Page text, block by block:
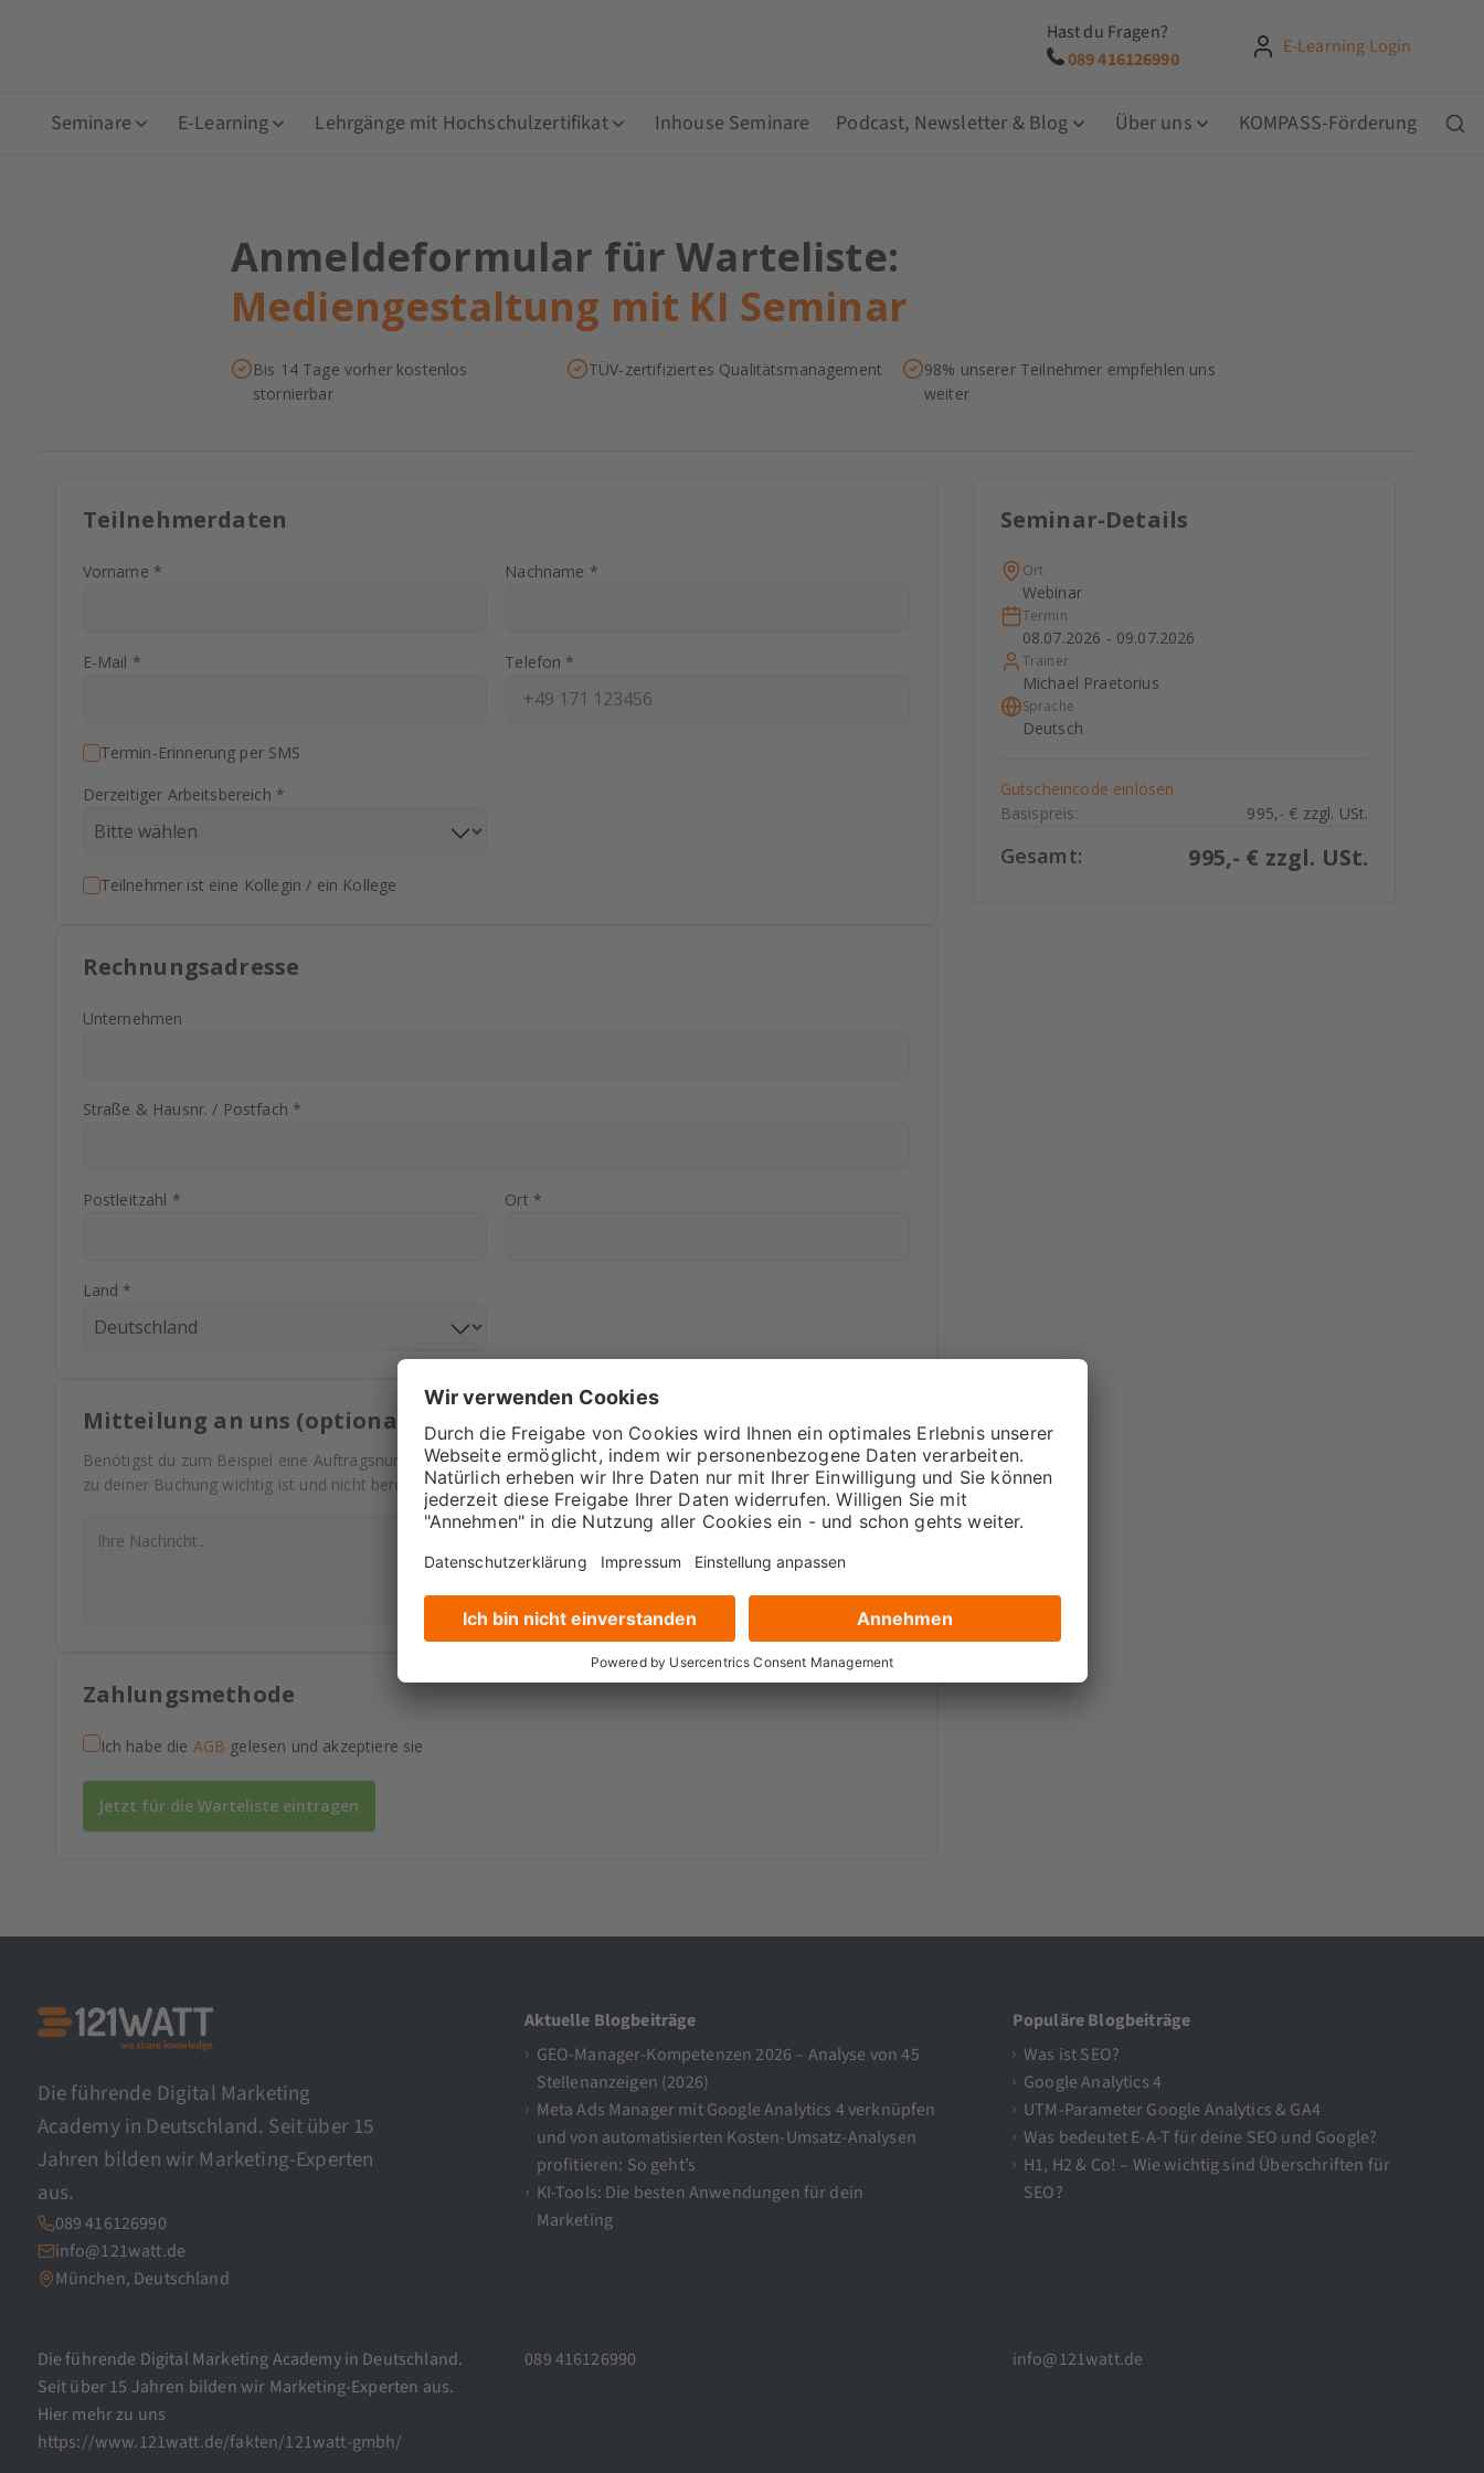
Hast du Fragen?
089 416126990
E-Learning Login
Seminare E-Learning Lehrgänge mit Hochschulzertifikat Inhouse Seminare Podcast, Newsletter & Blog Über uns KOMPASS-Förderung
Anmeldeformular für Warteliste:
Mediengestaltung mit KI Seminar
Bis 14 Tage vorher kostenlos
stornierbar
TÜV-zertifiziertes Qualitätsmanagement
98% unserer Teilnehmer empfehlen uns
weiter
Seminar-Details
Ort
Webinar
Termin
08.07.2026 - 09.07.2026
Trainer
Michael Praetorius
Sprache
Deutsch
Gutscheincode einlösen
Basispreis:
995,- € zzgl. USt.
Gesamt: 995,- € zzgl. USt.
Teilnehmerdaten
Vorname * Nachname *
E-Mail * Telefon *
Termin-Erinnerung per SMS
Derzeitiger Arbeitsbereich *
Teilnehmer ist eine Kollegin / ein Kollege
Rechnungsadresse
Unternehmen
Straße & Hausnr. / Postfach *
Postleitzahl * Ort *
Land *
Mitteilung an uns (optional)
Benötigst du zum Beispiel eine Auftragsnummer auf deiner Rechnung? In diesem Feld ist Platz für alles, was dir
zu deiner Buchung wichtig ist und nicht bereits abgefragt wurde.
Zahlungsmethode
Ich habe die AGB gelesen und akzeptiere sie
Jetzt für die Warteliste eintragen
Die führende Digital Marketing
Academy in Deutschland. Seit über 15
Jahren bilden wir Marketing-Experten
aus.
089 416126990
info@121watt.de
München, Deutschland
Aktuelle Blogbeiträge
GEO-Manager-Kompetenzen 2026 – Analyse von 45
Stellenanzeigen (2026)
Meta Ads Manager mit Google Analytics 4 verknüpfen
und von automatisierten Kosten-Umsatz-Analysen
profitieren: So geht’s
KI-Tools: Die besten Anwendungen für dein
Marketing
Populäre Blogbeiträge
Was ist SEO?
Google Analytics 4
UTM-Parameter Google Analytics & GA4
Was bedeutet E-A-T für deine SEO und Google?
H1, H2 & Co! – Wie wichtig sind Überschriften für
SEO?
Die führende Digital Marketing Academy in Deutschland.
Seit über 15 Jahren bilden wir Marketing-Experten aus.
Hier mehr zu uns
https://www.121watt.de/fakten/121watt-gmbh/
089 416126990 info@121watt.de